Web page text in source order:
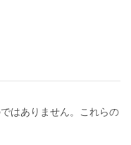
はありません。これらの